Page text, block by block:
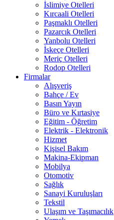
İslimiye Otelleri
Kırcaali Otelleri
Paşmaklı Otelleri
Pazarcık Otelleri
Yanbolu Otelleri
İskeçe Otelleri
Meriç Otelleri
Rodop Otelleri
Firmalar
Alışveriş
Bahçe / Ev
Basın Yayın
Büro ve Kırtasiye
Eğitim - Öğretim
Elektrik - Elektronik
Hizmet
Kişisel Bakım
Makina-Ekipman
Mobilya
Otomotiv
Sağlık
Sanayi Kuruluşları
Tekstil
Ulaşım ve Taşımacılık